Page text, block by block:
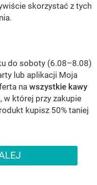
skorzystać z tych
do soboty (6.08–8.08)
lub aplikacji Moja
na wszystkie kawy
, w której przy zakupie
kupisz 50% taniej